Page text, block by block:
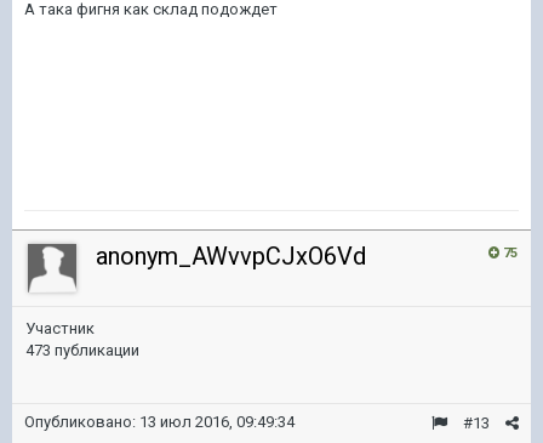
А така фигня как склад подождет
75
anonym_AWvvpCJxO6Vd
Участник
473 публикации
#13
Опубликовано: 13 июл 2016, 09:49:34